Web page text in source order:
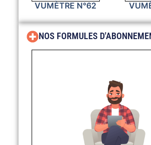
VUMÈTRE N°62
NOS FORMULES